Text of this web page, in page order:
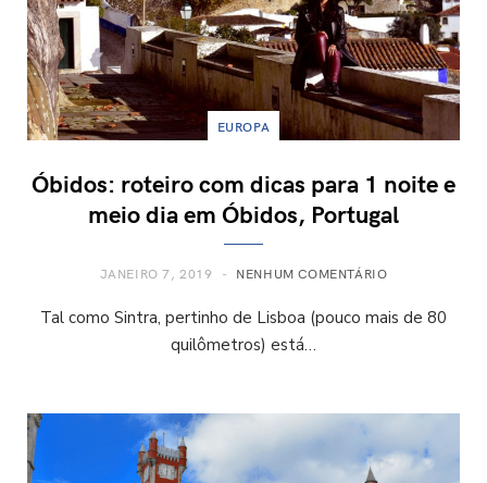
EUROPA
Óbidos: roteiro com dicas para 1 noite e
meio dia em Óbidos, Portugal
JANEIRO 7, 2019 NENHUM COMENTÁRIO
Tal como Sintra, pertinho de Lisboa (pouco mais de 80
quilômetros) está…